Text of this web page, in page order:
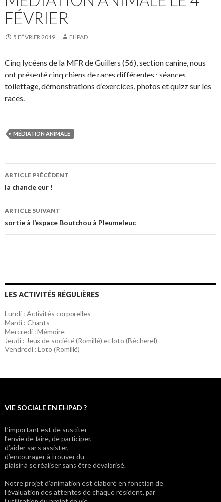
FÉVRIER
5 FÉVRIER 2019 EHPAD
Cinq lycéens de la MFR de Guillers (56), section canine, nous
ont présenté cinq chiens de races différentes : séances
toilettage, démonstrations d’exercices, photos et quizz sur les
races.
MÉDIATION ANIMALE
Navigation
des
articles
ARTICLE PRÉCÉDENT
la chandeleur !
ARTICLE SUIVANT
sortie à l’espace Boutchou à Pleumeleuc
LES ACTIVITÉS RÉGULIÈRES
Lundi : Activités corporelles
Mardi : Chants
Mercredi : Mémoire
Jeudi : Jeux de société (Romillé) et loto (Bécherel)
Vendredi : Loto (Romillé)
VIE SOCIALE EN EHPAD ?
L’important est de susciter
l’envie de faire, de participer,
d’aider sans assister,
d’encourager à trouver du
plaisir à se réaliser sans être dévalorisé.
Notre projet d’animation est élaboré en fonction de
l’évaluation des attentes de chaque résident, par